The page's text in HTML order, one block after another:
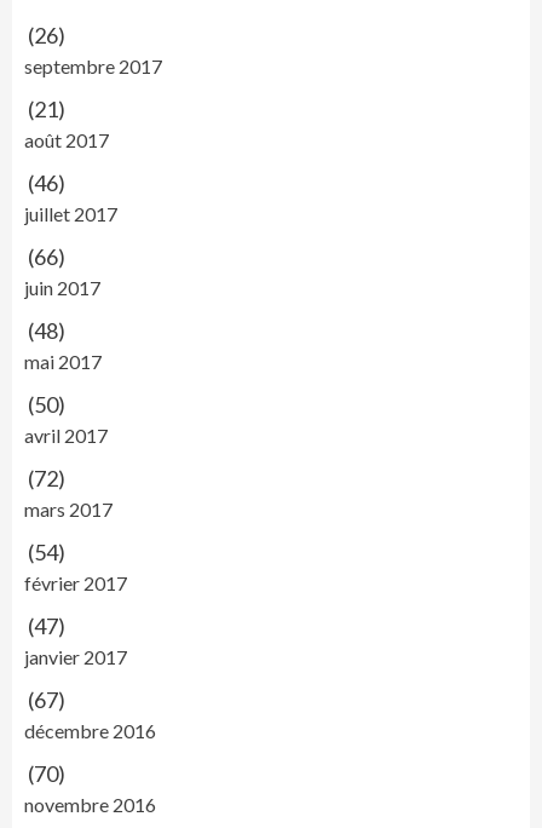
(26)
septembre 2017
(21)
août 2017
(46)
juillet 2017
(66)
juin 2017
(48)
mai 2017
(50)
avril 2017
(72)
mars 2017
(54)
février 2017
(47)
janvier 2017
(67)
décembre 2016
(70)
novembre 2016